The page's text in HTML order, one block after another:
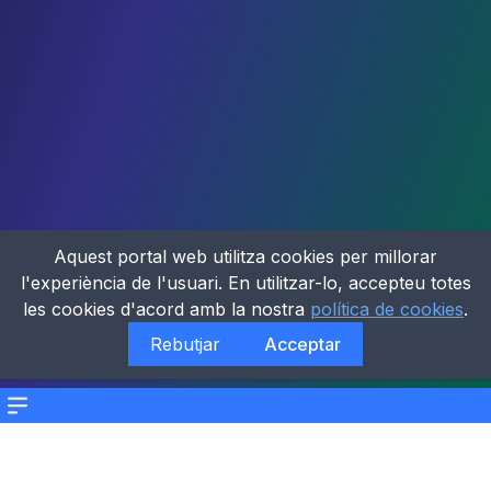
Menu
Aquest portal web utilitza cookies per millorar
l'experiència de l'usuari. En utilitzar-lo, accepteu totes
les cookies d'acord amb la nostra política de cookies.
Rebutjar
Acceptar